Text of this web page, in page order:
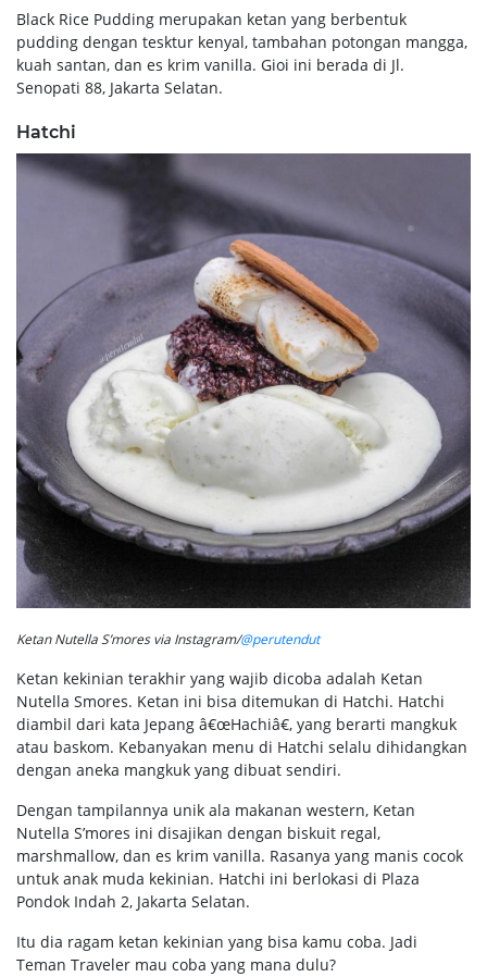
Black Rice Pudding merupakan ketan yang berbentuk
pudding dengan tesktur kenyal, tambahan potongan mangga,
kuah santan, dan es krim vanilla. Gioi ini berada di Jl.
Senopati 88, Jakarta Selatan.
Hatchi
Ketan Nutella S’mores via Instagram/@perutendut
Ketan kekinian terakhir yang wajib dicoba adalah Ketan
Nutella Smores. Ketan ini bisa ditemukan di Hatchi. Hatchi
diambil dari kata Jepang â€œHachiâ€, yang berarti mangkuk
atau baskom. Kebanyakan menu di Hatchi selalu dihidangkan
dengan aneka mangkuk yang dibuat sendiri.
Dengan tampilannya unik ala makanan western, Ketan
Nutella S’mores ini disajikan dengan biskuit regal,
marshmallow, dan es krim vanilla. Rasanya yang manis cocok
untuk anak muda kekinian. Hatchi ini berlokasi di Plaza
Pondok Indah 2, Jakarta Selatan.
Itu dia ragam ketan kekinian yang bisa kamu coba. Jadi
Teman Traveler mau coba yang mana dulu?